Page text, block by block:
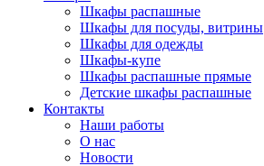
Шкафы распашные
Шкафы для посуды, витрины
Шкафы для одежды
Шкафы-купе
Шкафы распашные прямые
Детские шкафы распашные
Контакты
Наши работы
О нас
Новости